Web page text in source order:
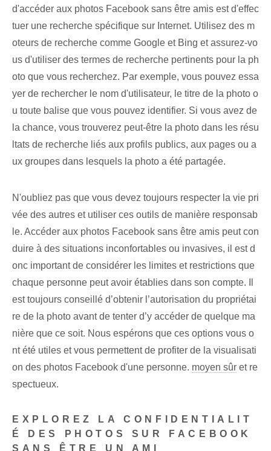
d'accéder aux photos Facebook sans être amis est d'effec
tuer une recherche spécifique sur Internet. Utilisez des m
oteurs de recherche comme Google et Bing et assurez-vo
us d'utiliser des termes de recherche pertinents pour la ph
oto que vous recherchez. Par exemple, vous pouvez essa
yer de rechercher le nom d'utilisateur, le titre de la photo o
u toute balise que vous pouvez identifier. Si vous avez de
la chance, vous trouverez peut-être la photo dans les résu
ltats de recherche liés aux profils publics, aux pages ou a
ux groupes dans lesquels la photo a été partagée.
N'oubliez pas que vous devez toujours respecter la vie pri
vée des autres et utiliser ces outils de manière responsab
le. Accéder aux photos Facebook sans être amis peut con
duire à des situations inconfortables ou invasives, il est d
onc important de considérer les limites et restrictions que
chaque personne peut avoir établies dans son compte. Il
est toujours conseillé d’obtenir l’autorisation du propriétai
re de la photo avant de tenter d’y accéder de quelque ma
nière que ce soit. Nous espérons que ces options vous o
nt été utiles et vous permettent de profiter de la visualisati
on des photos Facebook d'une personne. moyen sûr et re
spectueux.
EXPLOREZ LA CONFIDENTIALIT
É DES PHOTOS SUR FACEBOOK
SANS ÊTRE UN AMI